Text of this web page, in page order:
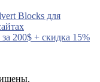
Blocks для
200$ + скидка 15%